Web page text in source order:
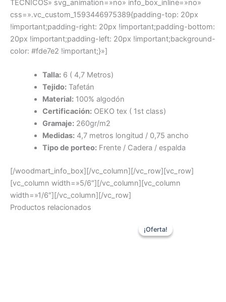
TÉCNICOS» svg_animation=»no» info_box_inline=»no»
css=».vc_custom_1593446975389{padding-top: 20px
!important;padding-right: 20px !important;padding-bottom:
20px !important;padding-left: 20px !important;background-
color: #fde7e2 !important;}»]
Talla:6 ( 4,7 Metros)
Tejido:Tafetán
Material:100% algodón
Certificación:OEKO tex ( 1st class)
Gramaje:260gr/m2
Medidas:4,7 metros longitud / 0,75 ancho
Tipo de porteo:Frente / Cadera / espalda
[/woodmart_info_box][/vc_column][/vc_row][vc_row]
[vc_column width=»5/6″][/vc_column][vc_column
width=»1/6″][/vc_column][/vc_row]
Productos relacionados
¡Oferta!
¡Oferta!precio
original